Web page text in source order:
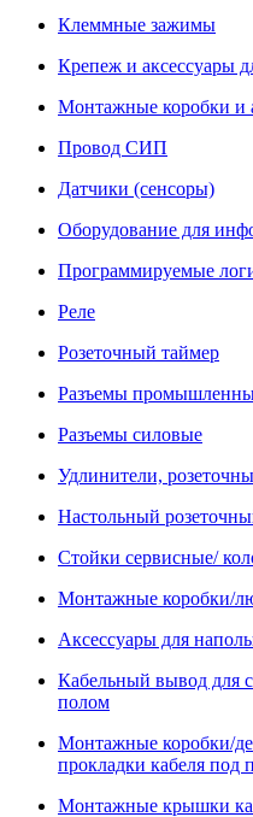
Клеммные зажимы
Крепеж и аксессуары
Монтажные коробки и
Провод СИП
Датчики (сенсоры)
Оборудование для
Программируемые
Реле
Розеточный таймер
Разъемы
Разъемы силовые
Удлинители,
Настольный
Стойки сервисные/
Монтажные коробки/
Аксессуары для
Кабельный вывод для
полом
Монтажные коробки/
прокладки кабеля под
Монтажные крышки